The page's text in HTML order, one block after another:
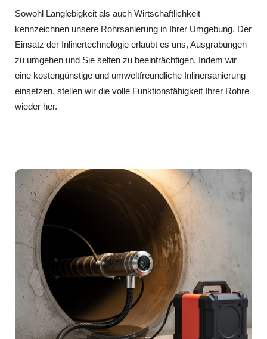
Sowohl Langlebigkeit als auch Wirtschaftlichkeit
kennzeichnen unsere Rohrsanierung in Ihrer Umgebung. Der
Einsatz der Inlinertechnologie erlaubt es uns, Ausgrabungen
zu umgehen und Sie selten zu beeinträchtigen. Indem wir
eine kostengünstige und umweltfreundliche Inlinersanierung
einsetzen, stellen wir die volle Funktionsfähigkeit Ihrer Rohre
wieder her.